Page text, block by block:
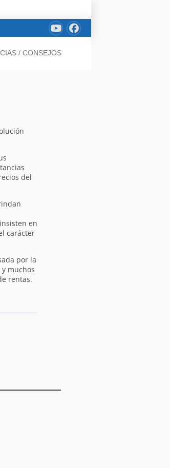
/ CONSEJOS
del
en
carácter
por la
muchos
rentas.